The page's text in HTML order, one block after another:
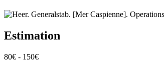
Estimation
80€ - 150€